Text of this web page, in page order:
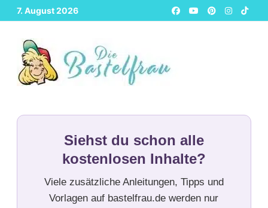
Zurück
zum
Inhalt
7. August 2026
Siehst du schon alle
kostenlosen Inhalte?
Viele zusätzliche Anleitungen, Tipps und
Vorlagen auf bastelfrau.de werden nur